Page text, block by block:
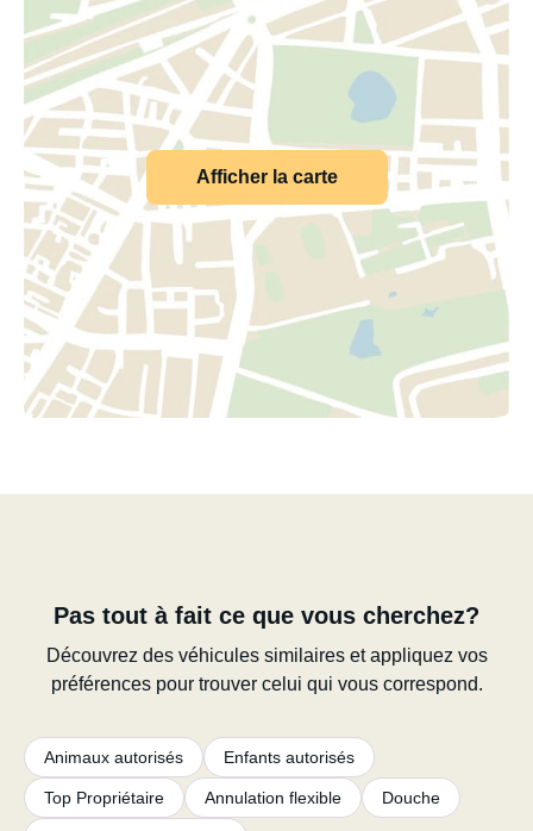
Afficher la carte
Pas tout à fait ce que vous cherchez?
Découvrez des véhicules similaires et appliquez vos
préférences pour trouver celui qui vous correspond.
Animaux autorisés Enfants autorisés
Top Propriétaire Annulation flexible Douche